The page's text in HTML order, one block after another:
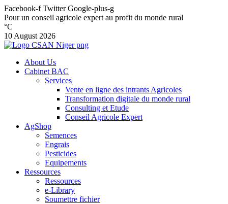
Facebook-f Twitter Google-plus-g
Pour un conseil agricole expert au profit du monde rural
°C
10 August 2026
About Us
Cabinet BAC
Services
Vente en ligne des intrants Agricoles
Transformation digitale du monde rural
Consulting et Etude
Conseil Agricole Expert
AgShop
Semences
Engrais
Pesticides
Equipements
Ressources
Ressources
e-Library
Soumettre fichier